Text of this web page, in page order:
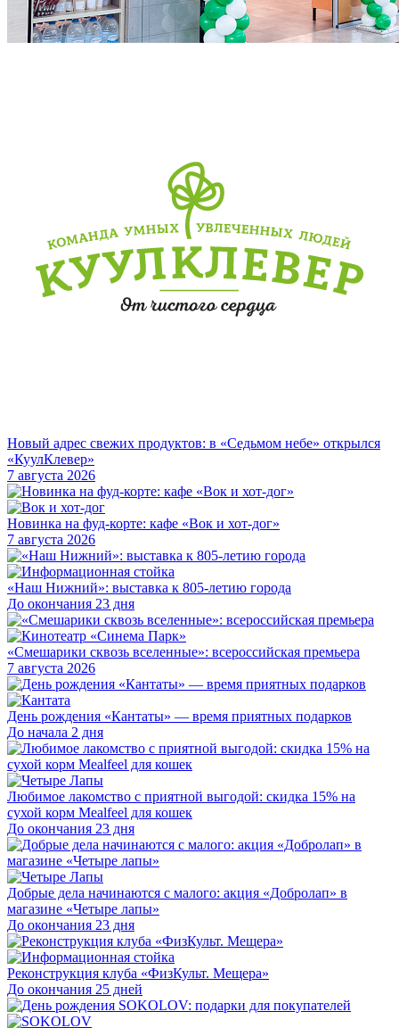
Новый адрес свежих продуктов: в «Седьмом небе» открылся
«КуулКлевер»
7 августа 2026
Новинка на фуд-корте: кафе «Вок и хот-дог»
7 августа 2026
«Наш Нижний»: выставка к 805-летию города
До окончания 23 дня
«Смешарики сквозь вселенные»: всероссийская премьера
7 августа 2026
День рождения «Кантаты» — время приятных подарков
До начала 2 дня
Любимое лакомство с приятной выгодой: скидка 15% на
сухой корм Mealfeel для кошек
До окончания 23 дня
Добрые дела начинаются с малого: акция «Добролап» в
магазине «Четыре лапы»
До окончания 23 дня
Реконструкция клуба «ФизКульт. Мещера»
До окончания 25 дней